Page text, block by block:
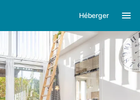
Héberger